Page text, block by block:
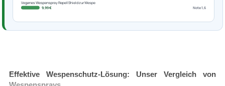
Veganes Wespenspray RepellShield zur Wespe
9,99 €
Note 1,6
Effektive Wespenschutz-Lösung: Unser Vergleich von